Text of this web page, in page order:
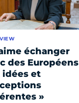
échanger
des Européens
idées et
»